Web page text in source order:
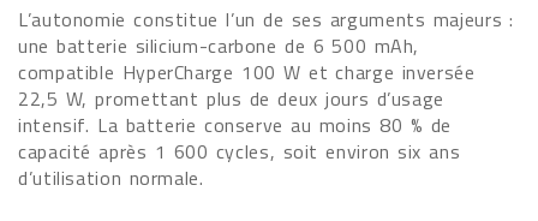
L’autonomie constitue l’un de ses arguments majeurs :
une batterie silicium-carbone de 6 500 mAh,
compatible HyperCharge 100 W et charge inversée
22,5 W, promettant plus de deux jours d’usage
intensif. La batterie conserve au moins 80 % de
capacité après 1 600 cycles, soit environ six ans
d’utilisation normale.